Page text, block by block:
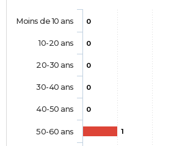
0
0
0
0
0
1
Moins de 10 ans
10-20 ans
20-30 ans
30-40 ans
40-50 ans
50-60 ans